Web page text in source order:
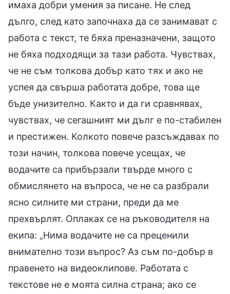
имаха добри умения за писане. Не след
дълго, след като започнаха да се занимават с
работа с текст, те бяха преназначени, защото
не бяха подходящи за тази работа. Чувствах,
че не съм толкова добър като тях и ако не
успея да свърша работата добре, това ще
бъде унизително. Както и да ги сравнявах,
чувствах, че сегашният ми дълг е по-стабилен
и престижен. Колкото повече разсъждавах по
този начин, толкова повече усещах, че
водачите са прибързали твърде много с
обмислянето на въпроса, че не са разбрали
ясно силните ми страни, преди да ме
прехвърлят. Оплаках се на ръководителя на
екипа: „Нима водачите не са преценили
внимателно този въпрос? Аз съм по-добър в
правенето на видеоклипове. Работата с
текстове не е моята силна страна; ако се